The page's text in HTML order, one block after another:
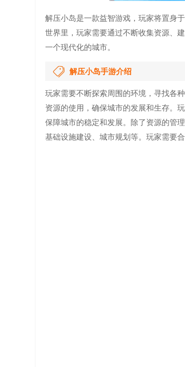
解压小岛是一款益智游戏，玩家将置身
世界里，玩家需要通过不断收集资源、
一个现代化的城市。
解压小岛手游介绍
玩家需要不断探索周围的环境，寻找各
资源的使用，确保城市的发展和生存。
保障城市的稳定和发展。除了资源的管
基础设施建设、城市规划等。玩家需要